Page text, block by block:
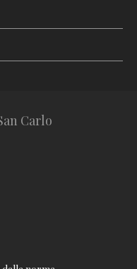
Carlo